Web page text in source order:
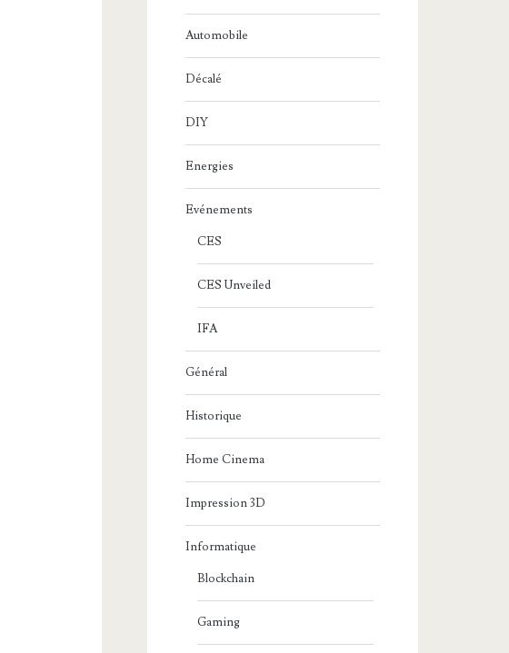
Automobile
Décalé
DIY
Energies
Evénements
CES
CES Unveiled
IFA
Général
Historique
Home Cinema
Impression 3D
Informatique
Blockchain
Gaming